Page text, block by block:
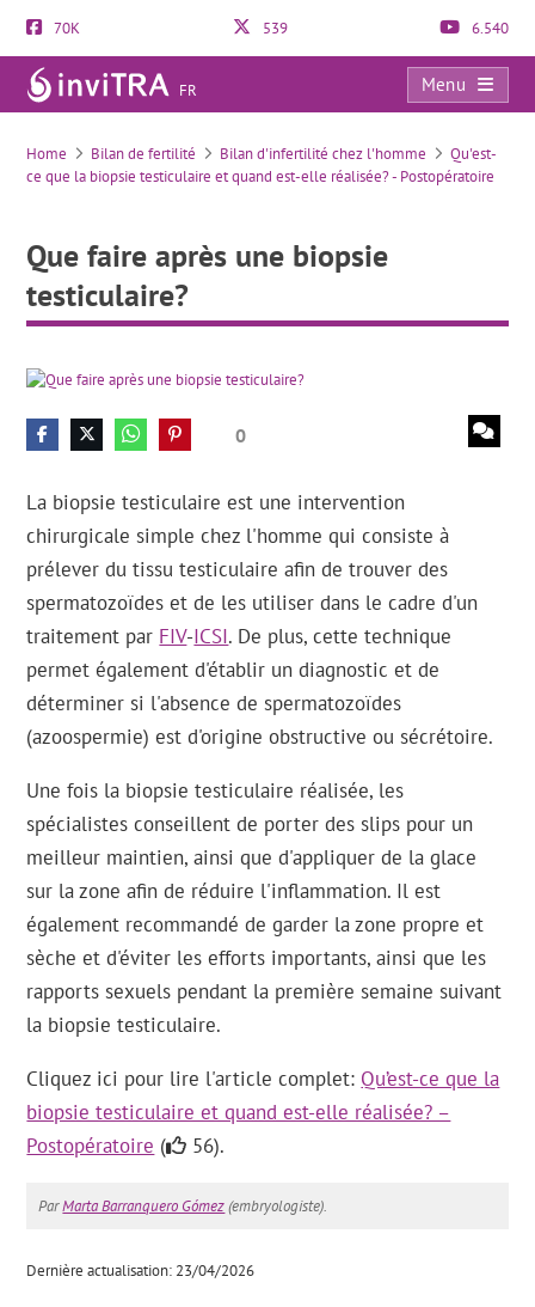
70K 539 6.540
FR
Menu
Que faire après une biopsie testiculaire?
Home Bilan de fertilité Bilan d'infertilité chez l'homme
Qu'est-
ce que la biopsie testiculaire et quand est-elle réalisée? - Postopératoire
Que faire après une biopsie
testiculaire?
0
La biopsie testiculaire est une intervention
chirurgicale simple chez l'homme qui consiste à
prélever du tissu testiculaire afin de trouver des
spermatozoïdes et de les utiliser dans le cadre d'un
traitement par FIV-ICSI. De plus, cette technique
permet également d'établir un diagnostic et de
déterminer si l'absence de spermatozoïdes
(azoospermie) est d'origine obstructive ou sécrétoire.
Une fois la biopsie testiculaire réalisée, les
spécialistes conseillent de porter des slips pour un
meilleur maintien, ainsi que d'appliquer de la glace
sur la zone afin de réduire l'inflammation. Il est
également recommandé de garder la zone propre et
sèche et d'éviter les efforts importants, ainsi que les
rapports sexuels pendant la première semaine suivant
la biopsie testiculaire.
Cliquez ici pour lire l'article complet: Qu’est-ce que la
biopsie testiculaire et quand est-elle réalisée? –
Postopératoire ( 56).
ParMarta Barranquero Gómez(embryologiste).
Dernière actualisation: 23/04/2026